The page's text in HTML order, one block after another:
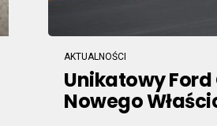
AKTUALNOŚCI
Unikatowy Ford
Nowego